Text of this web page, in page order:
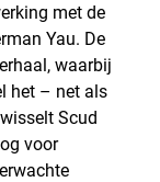
met de
Yau. De
waarbij
het – net als
Scud
voor